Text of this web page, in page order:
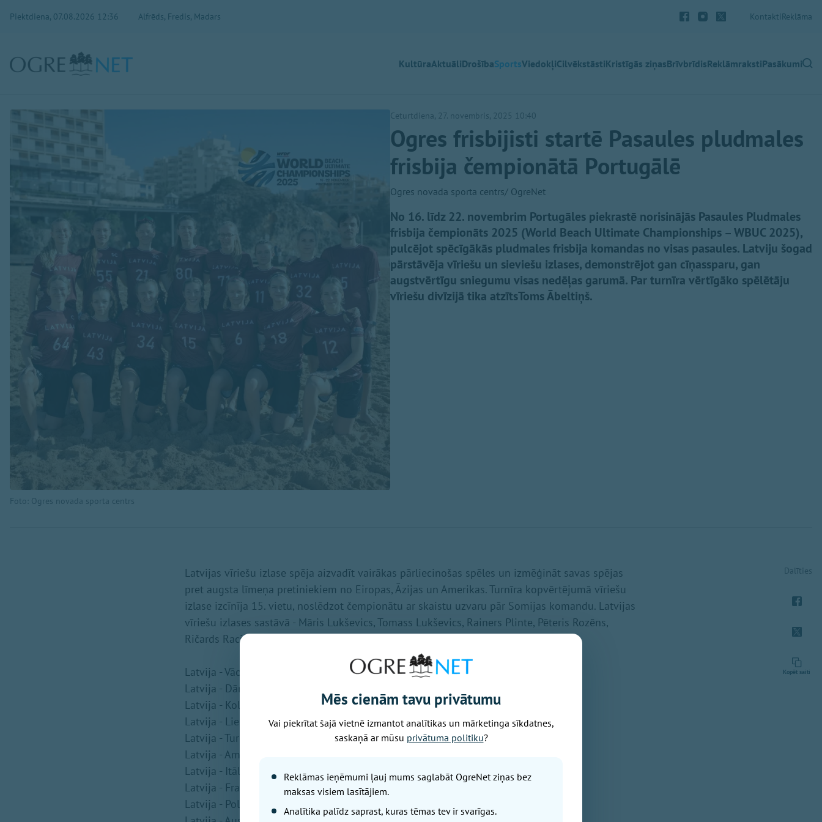
Piektdiena, 07.08.2026 12:36 Alfrēds, Fredis, Madars KontaktiReklāma
KultūraAktuāliDrošībaSportsViedokļiCilvēkstāstiKristīgās ziņasBrīvbrīdisReklāmrakstiPasākumi
Foto: Ogres novada sporta centrs
Ceturtdiena, 27. novembris, 2025 10:40
Ogres frisbijisti startē Pasaules pludmales
frisbija čempionātā Portugālē
Ogres novada sporta centrs/ OgreNet
No 16. līdz 22. novembrim Portugāles piekrastē norisinājās Pasaules Pludmales
frisbija čempionāts 2025 (World Beach Ultimate Championships – WBUC 2025),
pulcējot spēcīgākās pludmales frisbija komandas no visas pasaules. Latviju šogad
pārstāvēja vīriešu un sieviešu izlases, demonstrējot gan cīņassparu, gan
augstvērtīgu sniegumu visas nedēļas garumā. Par turnīra vērtīgāko spēlētāju
vīriešu divīzijā tika atzītsToms Ābeltiņš.
Latvijas vīriešu izlase spēja aizvadīt vairākas pārliecinošas spēles un izmēģināt savas spējas
pret augsta līmeņa pretiniekiem no Eiropas, Āzijas un Amerikas. Turnīra kopvērtējumā vīriešu
izlase izcīnīja 15. vietu, noslēdzot čempionātu ar skaistu uzvaru pār Somijas komandu. Latvijas
vīriešu izlases sastāvā - Māris Lukševics, Tomass Lukševics, Rainers Plinte, Pēteris Rozēns,
Ričards Racins.
Latvija - Vācija 7:13
Latvija - Dānija 10:9
Latvija - Kolumbija 13:5
Latvija - Lielbritānija 9:13
Latvija - Turcija 13:6
Latvija - Amerika 6:13
Latvija - Itālija 10:13
Latvija - Francija 11:13
Latvija - Polija 9:11
Dalīties
Kopēt saiti
Mēs cienām tavu privātumu
Vai piekrītat šajā vietnē izmantot analītikas un mārketinga sīkdatnes,
saskaņā ar mūsu privātuma politiku?
Reklāmas ieņēmumi ļauj mums saglabāt OgreNet ziņas bez
maksas visiem lasītājiem.
Analītika palīdz saprast, kuras tēmas tev ir svarīgas.